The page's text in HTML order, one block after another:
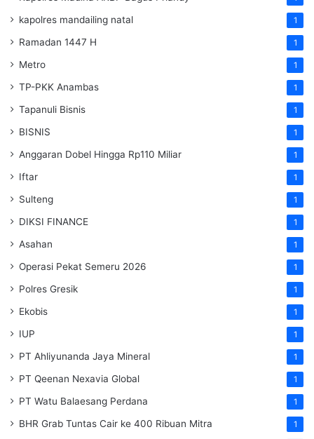
kapolres mandailing natal 1
Ramadan 1447 H 1
Metro 1
TP-PKK Anambas 1
Tapanuli Bisnis 1
BISNIS 1
Anggaran Dobel Hingga Rp110 Miliar 1
Iftar 1
Sulteng 1
DIKSI FINANCE 1
Asahan 1
Operasi Pekat Semeru 2026 1
Polres Gresik 1
Ekobis 1
IUP 1
PT Ahliyunanda Jaya Mineral 1
PT Qeenan Nexavia Global 1
PT Watu Balaesang Perdana 1
BHR Grab Tuntas Cair ke 400 Ribuan Mitra 1